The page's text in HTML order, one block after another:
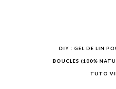
DIY : GEL DE LIN
BOUCLES (100%
TUTO